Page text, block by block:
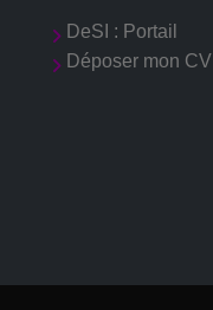
DeSI : Portail
Déposer mon CV